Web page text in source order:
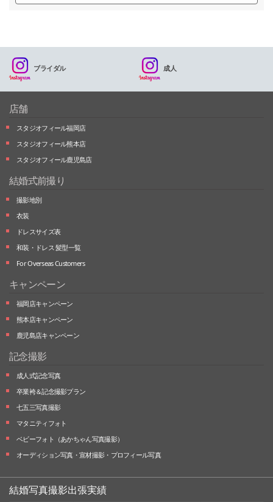
ブライダル 成人
店舗
スタジオフィール福岡店
スタジオフィール熊本店
スタジオフィール鹿児島店
結婚式前撮り
撮影地別
衣装
ドレスサイズ表
和装・ドレス 髪型一覧
For Overseas Customers
キャンペーン
福岡店キャンペーン
熊本店キャンペーン
鹿児島店キャンペーン
記念撮影
成人式記念写真
卒業袴＆記念撮影プラン
七五三写真撮影
マタニティフォト
ベビーフォト （あかちゃん写真撮影）
オーディション写真・ 宣材撮影・ プロフィール写真
結婚写真撮影出張実績